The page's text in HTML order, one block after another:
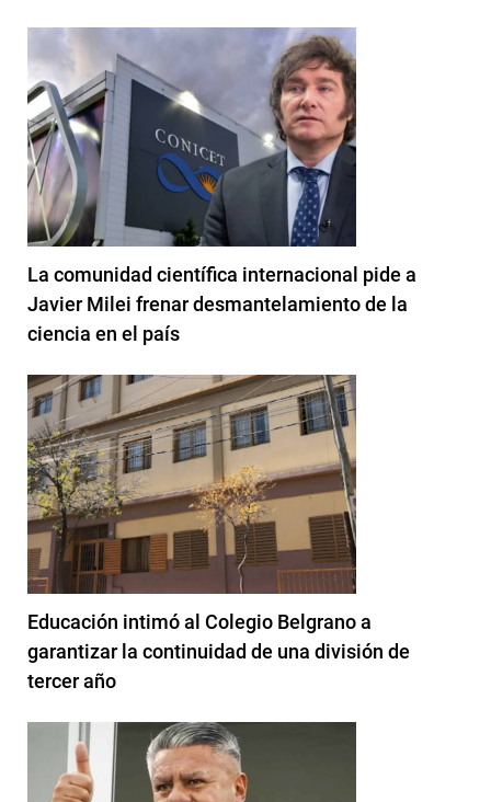
La comunidad científica internacional pide a
Javier Milei frenar desmantelamiento de la
ciencia en el país
Educación intimó al Colegio Belgrano a
garantizar la continuidad de una división de
tercer año